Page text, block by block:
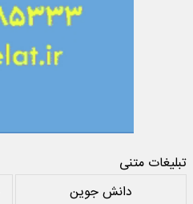
تبلیغات متنی
دانش جوین